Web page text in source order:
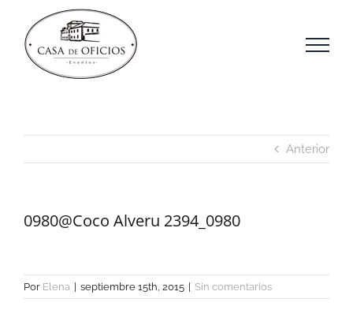
contenido
Anterior
0980@Coco Alveru 2394_0980
Por Elena septiembre 15th, 2015 Sin comentarios